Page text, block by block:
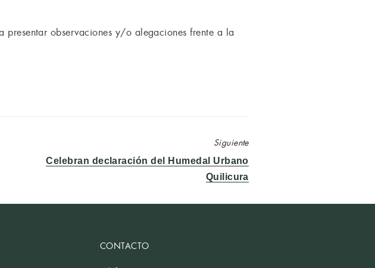
observaciones y/o alegaciones frente a la
Siguiente
Entrada
Celebran declaración del Humedal Urbano
Quilicura
CONTACTO